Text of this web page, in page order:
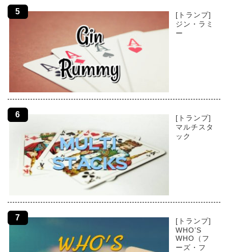
[トランプ]
ジン・ラミ
ー
[トランプ]
マルチスタ
ック
[トランプ]
WHO’S
WHO（フ
ーズ・フ